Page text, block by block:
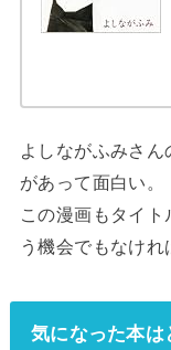
よしながふみさ
があって面白い。
この漫画もタイ
う機会でもなけれ
気になった本は